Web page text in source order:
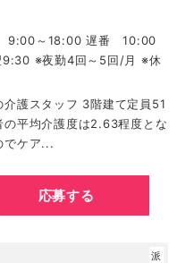
～18:00 遅番 10:00
※夜勤4回～5回/月 ※休
護スタッフ 3階建て定員51
の平均介護度は2.63程度とな
でケア...
応募する
派